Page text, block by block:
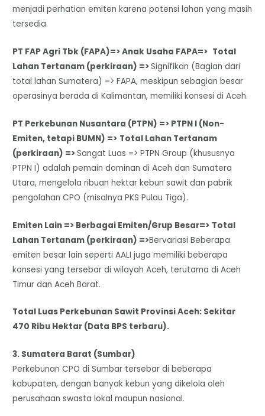
menjadi perhatian emiten karena potensi lahan yang masih
tersedia.
PT FAP Agri Tbk (FAPA)=> Anak Usaha FAPA=> Total
Lahan Tertanam (perkiraan) =>Signifikan (Bagian dari
total lahan Sumatera) => FAPA, meskipun sebagian besar
operasinya berada di Kalimantan, memiliki konsesi di Aceh.
PT Perkebunan Nusantara (PTPN) => PTPN I (Non-
Emiten, tetapi BUMN) => Total Lahan Tertanam
(perkiraan) =>Sangat Luas => PTPN Group (khususnya
PTPN I) adalah pemain dominan di Aceh dan Sumatera
Utara, mengelola ribuan hektar kebun sawit dan pabrik
pengolahan CPO (misalnya PKS Pulau Tiga).
Emiten Lain => Berbagai Emiten/Grup Besar=> Total
Lahan Tertanam (perkiraan) =>Bervariasi Beberapa
emiten besar lain seperti AALI juga memiliki beberapa
konsesi yang tersebar di wilayah Aceh, terutama di Aceh
Timur dan Aceh Barat.
Total Luas Perkebunan Sawit Provinsi Aceh: Sekitar
470 Ribu Hektar (Data BPS terbaru).
​3. Sumatera Barat (Sumbar)
​Perkebunan CPO di Sumbar tersebar di beberapa
kabupaten, dengan banyak kebun yang dikelola oleh
perusahaan swasta lokal maupun nasional.